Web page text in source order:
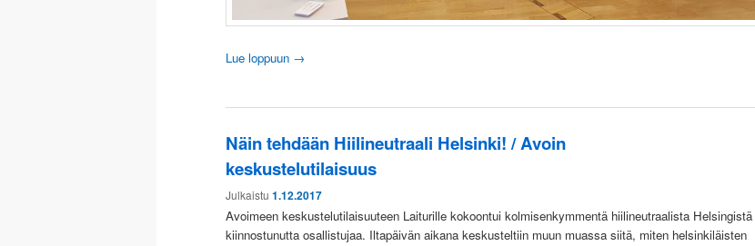
Lue loppuun →
Näin tehdään Hiilineutraali Helsinki! / Avoin
keskustelutilaisuus
Julkaistu 1.12.2017
Avoimeen keskustelutilaisuuteen Laiturille kokoontui kolmisenkymmentä hiilineutraalista Helsingistä
kiinnostunutta osallistujaa. Iltapäivän aikana keskusteltiin muun muassa siitä, miten helsinkiläisten